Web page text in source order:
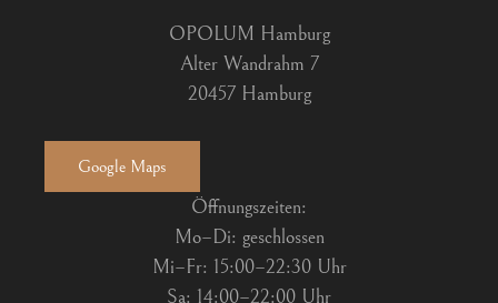
OPOLUM Hamburg
Alter Wandrahm 7
20457 Hamburg
Google Maps
Öffnungszeiten:
Mo–Di: geschlossen
Mi–Fr: 15:00–22:30 Uhr
Sa: 14:00–22:00 Uhr